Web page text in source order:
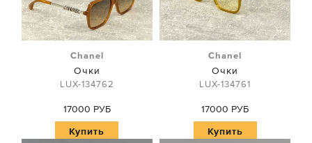
Chanel
Очки
LUX-134762
17000 РУБ
Купить
Chanel
Очки
LUX-134761
17000 РУБ
Купить